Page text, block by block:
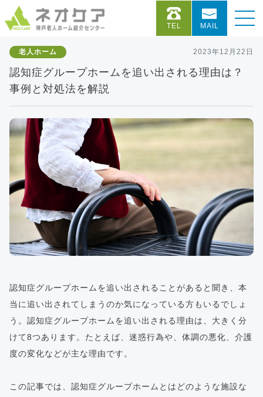
TEL MAIL
老人ホーム 2023年12月22日
認知症グループホームを追い出される理由は？
事例と対処法を解説
認知症グループホームを追い出されることがあると聞き、本
当に追い出されてしまうのか気になっている方もいるでしょ
う。認知症グループホームを追い出される理由は、大きく分
けて8つあります。たとえば、迷惑行為や、体調の悪化、介護
度の変化などが主な理由です。
この記事では、認知症グループホームとはどのような施設な